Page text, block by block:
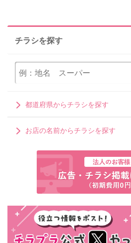
チラシを探す
都道府県からチラシを探す
お店の名前からチラシを探す